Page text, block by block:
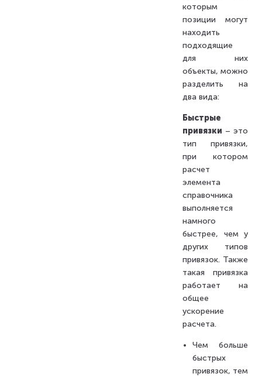
которым
позиции могут
находить
подходящие
для них
объекты, можно
разделить на
два вида:
Быстрые
привязки – это
тип привязки,
при котором
расчет
элемента
справочника
выполняется
намного
быстрее, чем у
других типов
привязок. Также
такая привязка
работает на
общее
ускорение
расчета.
Чем больше
быстрых
привязок, тем